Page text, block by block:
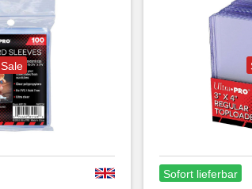
Sale
Sofort lieferbar